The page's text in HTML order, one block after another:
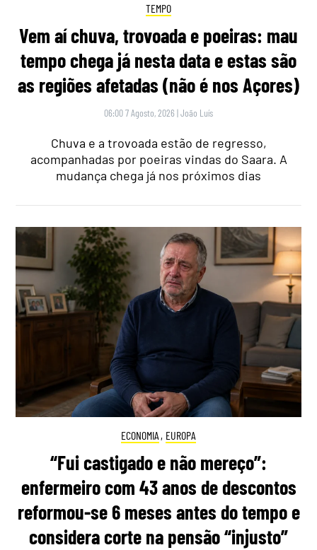
TEMPO
Vem aí chuva, trovoada e poeiras: mau
tempo chega já nesta data e estas são
as regiões afetadas (não é nos Açores)
06:00 7 Agosto, 2026 |João Luís
Chuva e a trovoada estão de regresso,
acompanhadas por poeiras vindas do Saara. A
mudança chega já nos próximos dias
ECONOMIA , EUROPA
“Fui castigado e não mereço”:
enfermeiro com 43 anos de descontos
reformou-se 6 meses antes do tempo e
considera corte na pensão “injusto”